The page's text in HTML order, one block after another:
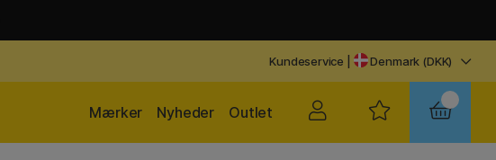
Kundeservice Denmark (DKK)
Outlet
Nyheder
Mærker